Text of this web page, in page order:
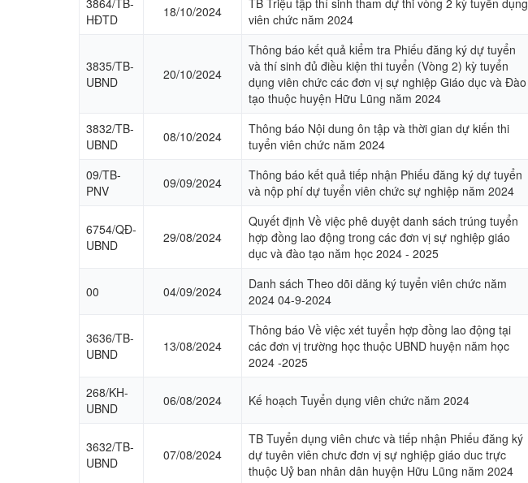
HĐTD
18/10/2024
viên chức năm 2024
3835/TB-
UBND
20/10/2024
Thông báo kết quả kiểm tra Phiếu đăng ký dự tuyển
và thí sinh đủ điều kiện thi tuyển (Vòng 2) kỳ tuyển
dụng viên chức các đơn vị sự nghiệp Giáo dục và Đào
tạo thuộc huyện Hữu Lũng năm 2024
3832/TB-
UBND
08/10/2024
Thông báo Nội dung ôn tập và thời gian dự kiến thi
tuyển viên chức năm 2024
09/TB-
PNV
09/09/2024
Thông báo kết quả tiếp nhận Phiếu đăng ký dự tuyển
và nộp phí dự tuyển viên chức sự nghiệp năm 2024
6754/QĐ-
UBND
29/08/2024
Quyết định Về việc phê duyệt danh sách trúng tuyển
hợp đồng lao động trong các đơn vị sự nghiệp giáo
dục và đào tạo năm học 2024 - 2025
00 04/09/2024
Danh sách Theo dõi dăng ký tuyển viên chức năm
2024 04-9-2024
3636/TB-
UBND
13/08/2024
Thông báo Về việc xét tuyển hợp đồng lao động tại
các đơn vị trường học thuộc UBND huyện năm học
2024 -2025
268/KH-
UBND
06/08/2024 Kế hoạch Tuyển dụng viên chức năm 2024
3632/TB-
UBND
07/08/2024
TB Tuyển dụng viên chưc và tiếp nhận Phiếu đăng ký
dự tuyên viên chưc đơn vị sự nghiệp giáo duc trực
thuộc Uỷ ban nhân dân huyện Hữu Lũng năm 2024